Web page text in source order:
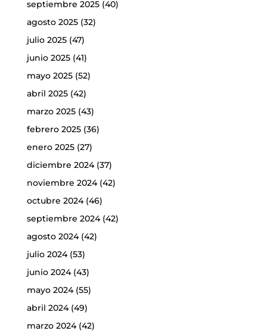
septiembre 2025(40)
agosto 2025(32)
julio 2025(47)
junio 2025(41)
mayo 2025(52)
abril 2025(42)
marzo 2025(43)
febrero 2025(36)
enero 2025(27)
diciembre 2024(37)
noviembre 2024(42)
octubre 2024(46)
septiembre 2024(42)
agosto 2024(42)
julio 2024(53)
junio 2024(43)
mayo 2024(55)
abril 2024(49)
marzo 2024(42)